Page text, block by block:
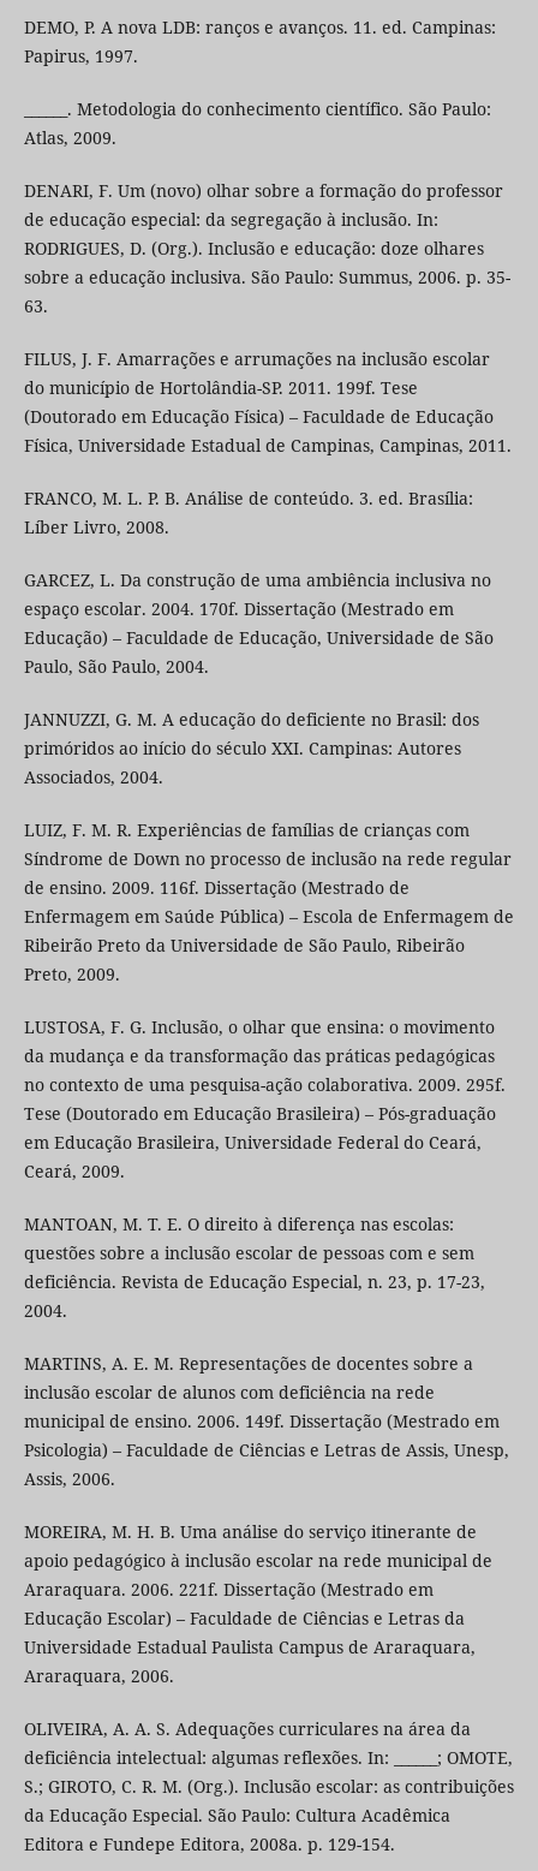
DEMO, P. A nova LDB: ranços e avanços. 11. ed. Campinas:
Papirus, 1997.
______. Metodologia do conhecimento científico. São Paulo:
Atlas, 2009.
DENARI, F. Um (novo) olhar sobre a formação do professor
de educação especial: da segregação à inclusão. In:
RODRIGUES, D. (Org.). Inclusão e educação: doze olhares
sobre a educação inclusiva. São Paulo: Summus, 2006. p. 35-
63.
FILUS, J. F. Amarrações e arrumações na inclusão escolar
do município de Hortolândia-SP. 2011. 199f. Tese
(Doutorado em Educação Física) – Faculdade de Educação
Física, Universidade Estadual de Campinas, Campinas, 2011.
FRANCO, M. L. P. B. Análise de conteúdo. 3. ed. Brasília:
Líber Livro, 2008.
GARCEZ, L. Da construção de uma ambiência inclusiva no
espaço escolar. 2004. 170f. Dissertação (Mestrado em
Educação) – Faculdade de Educação, Universidade de São
Paulo, São Paulo, 2004.
JANNUZZI, G. M. A educação do deficiente no Brasil: dos
primóridos ao início do século XXI. Campinas: Autores
Associados, 2004.
LUIZ, F. M. R. Experiências de famílias de crianças com
Síndrome de Down no processo de inclusão na rede regular
de ensino. 2009. 116f. Dissertação (Mestrado de
Enfermagem em Saúde Pública) – Escola de Enfermagem de
Ribeirão Preto da Universidade de São Paulo, Ribeirão
Preto, 2009.
LUSTOSA, F. G. Inclusão, o olhar que ensina: o movimento
da mudança e da transformação das práticas pedagógicas
no contexto de uma pesquisa-ação colaborativa. 2009. 295f.
Tese (Doutorado em Educação Brasileira) – Pós-graduação
em Educação Brasileira, Universidade Federal do Ceará,
Ceará, 2009.
MANTOAN, M. T. E. O direito à diferença nas escolas:
questões sobre a inclusão escolar de pessoas com e sem
deficiência. Revista de Educação Especial, n. 23, p. 17-23,
2004.
MARTINS, A. E. M. Representações de docentes sobre a
inclusão escolar de alunos com deficiência na rede
municipal de ensino. 2006. 149f. Dissertação (Mestrado em
Psicologia) – Faculdade de Ciências e Letras de Assis, Unesp,
Assis, 2006.
MOREIRA, M. H. B. Uma análise do serviço itinerante de
apoio pedagógico à inclusão escolar na rede municipal de
Araraquara. 2006. 221f. Dissertação (Mestrado em
Educação Escolar) – Faculdade de Ciências e Letras da
Universidade Estadual Paulista Campus de Araraquara,
Araraquara, 2006.
OLIVEIRA, A. A. S. Adequações curriculares na área da
deficiência intelectual: algumas reflexões. In: ______; OMOTE,
S.; GIROTO, C. R. M. (Org.). Inclusão escolar: as contribuições
da Educação Especial. São Paulo: Cultura Acadêmica
Editora e Fundepe Editora, 2008a. p. 129-154.